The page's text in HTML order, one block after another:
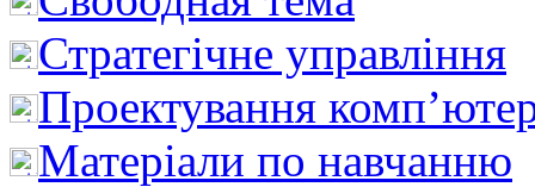
Стратегічне управління
Проектування
Матеріали по навчанню